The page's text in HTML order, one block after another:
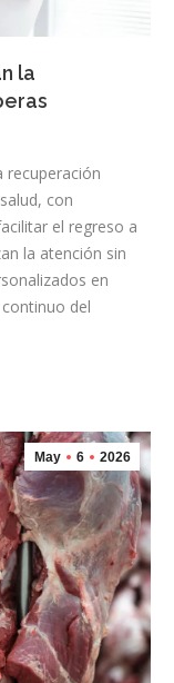
la
recuperación
con
el regreso a
la atención sin
en
del
May 6 2026